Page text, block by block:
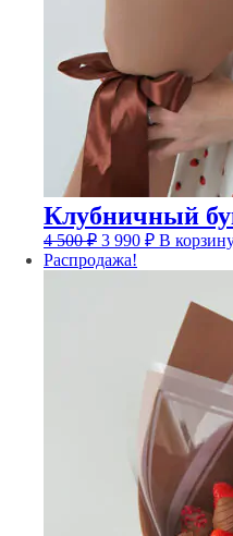
Клубничный
4 500₽ Первоначальная
цена
3 990 ₽Текущая
990 ₽.
В
Распродажа!